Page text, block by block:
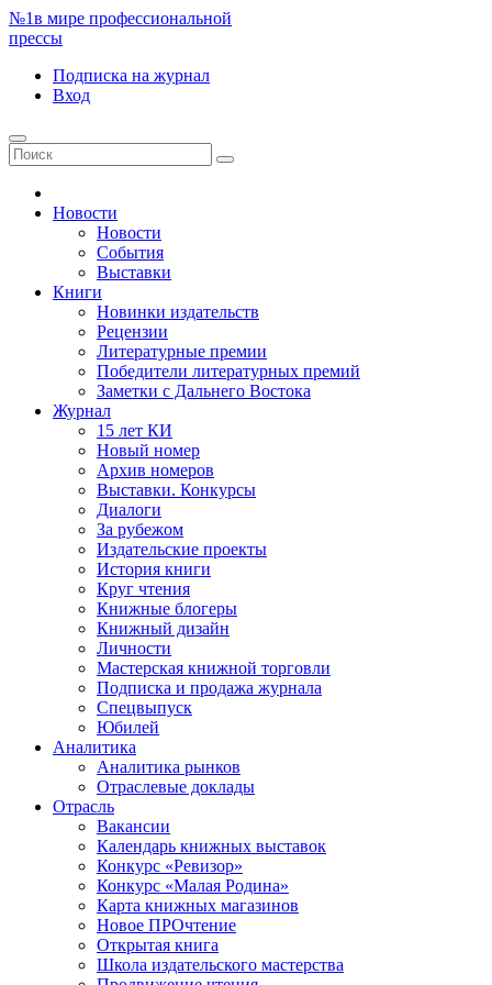
№1в мире профессиональной
прессы
Подписка на журнал
Вход
Новости
Новости
События
Выставки
Книги
Новинки издательств
Рецензии
Литературные премии
Победители литературных премий
Заметки с Дальнего Востока
Журнал
15 лет КИ
Новый номер
Архив номеров
Выставки. Конкурсы
Диалоги
За рубежом
Издательские проекты
История книги
Круг чтения
Книжные блогеры
Книжный дизайн
Личности
Мастерская книжной торговли
Подписка и продажа журнала
Спецвыпуск
Юбилей
Аналитика
Аналитика рынков
Отраслевые доклады
Отрасль
Вакансии
Календарь книжных выставок
Конкурс «Ревизор»
Конкурс «Малая Родина»
Карта книжных магазинов
Новое ПРОчтение
Открытая книга
Школа издательского мастерства